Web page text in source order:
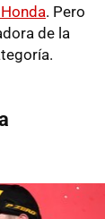
. Pero
de la